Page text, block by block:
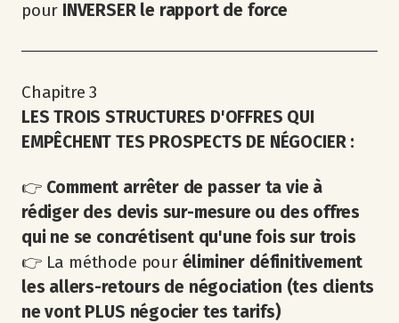
pour INVERSER le rapport de force
Chapitre 3
LES TROIS STRUCTURES D'OFFRES QUI
EMPÊCHENT TES PROSPECTS DE NÉGOCIER :
👉 Comment arrêter de passer ta vie à
rédiger des devis sur-mesure ou des offres
qui ne se concrétisent qu'une fois sur trois
👉 La méthode pouréliminer définitivement
les allers-retours de négociation (tes clients
ne vont PLUS négocier tes tarifs)